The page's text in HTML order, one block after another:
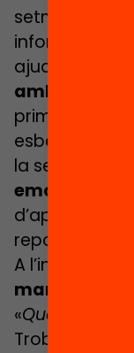
setmana.
informals, de
ajudaran a
amb l’infant
primera
esbandir les
la sessió amb
emocional
reposats
A l’inici de la
marcar el
«Què vam fer
Trobar